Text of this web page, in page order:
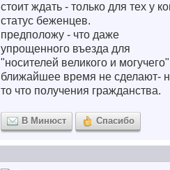
стоит ждать - только для тех у
статус беженцев.
предположу - что даже
упрощенного въезда для
"носителей великого и
ближайшее время не сделают-
то что получения гражданства.
В Минюст Спасибо